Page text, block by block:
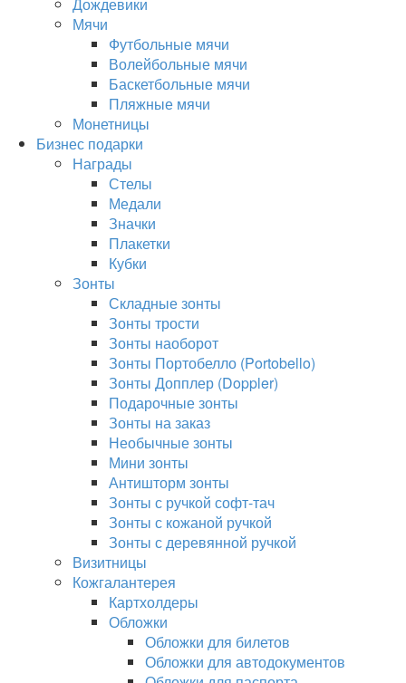
Мячи
Футбольные мячи
Волейбольные мячи
Баскетбольные мячи
Пляжные мячи
Монетницы
Бизнес подарки
Награды
Стелы
Медали
Значки
Плакетки
Кубки
Зонты
Складные зонты
Зонты трости
Зонты наоборот
Зонты Портобелло (Portobello)
Зонты Допплер (Doppler)
Подарочные зонты
Зонты на заказ
Необычные зонты
Мини зонты
Антишторм зонты
Зонты с ручкой софт-тач
Зонты с кожаной ручкой
Зонты с деревянной ручкой
Визитницы
Кожгалантерея
Картхолдеры
Обложки
Обложки для билетов
Обложки для автодокументов